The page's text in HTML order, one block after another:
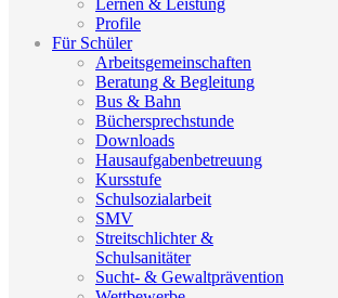
Lernen & Leistung
Profile
Für Schüler
Arbeitsgemeinschaften
Beratung & Begleitung
Bus & Bahn
Büchersprechstunde
Downloads
Hausaufgabenbetreuung
Kursstufe
Schulsozialarbeit
SMV
Streitschlichter &
Schulsanitäter
Sucht- & Gewaltprävention